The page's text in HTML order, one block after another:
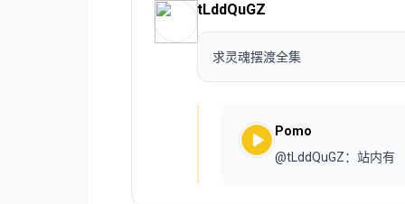
tLddQuGZ
求灵魂摆渡全集
Pomo
@tLddQuGZ：站内有